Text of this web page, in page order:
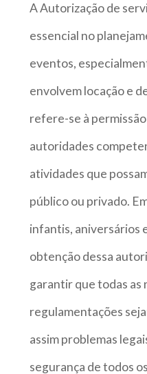
A Autorização de
essencial no
eventos,
envolvem locação e
refere-se à
autoridades
atividades que
público ou privado.
infantis, aniversários
obtenção dessa
garantir que todas as
regulamentações
assim problemas
segurança de todos